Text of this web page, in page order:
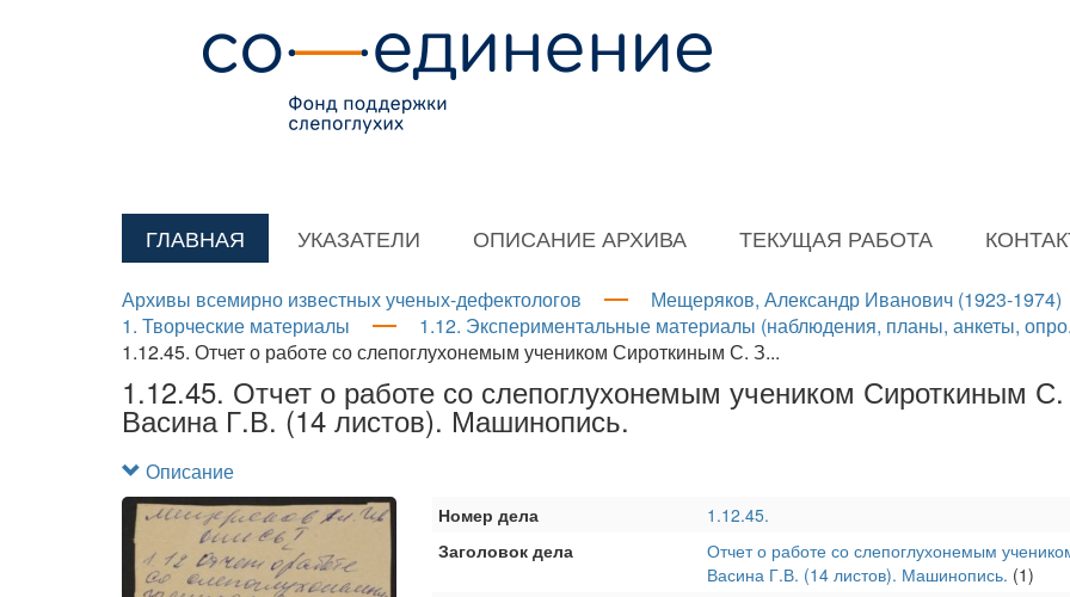
ГЛАВНАЯ УКАЗАТЕЛИ ОПИСАНИЕ АРХИВА ТЕКУЩАЯ РАБОТА
Архивы всемирно известных ученых-дефектологов
Мещеряков, Александр Иванович (1923-1974)
1. Творческие материалы
1.12. Экспериментальные материалы (наблюдения, планы, анкеты,
1.12.45. Отчет о работе со слепоглухонемым учеником Сироткиным С. З...
1.12.45. Отчет о работе со слепоглухонемым учеником Сироткиным С.
Васина Г.В. (14 листов). Машинопись.
Описание
Номер дела
1.12.45.
Заголовок дела
Отчет о работе со слепоглухонемым
Васина Г.В. (14 листов). Машинопись. (1)